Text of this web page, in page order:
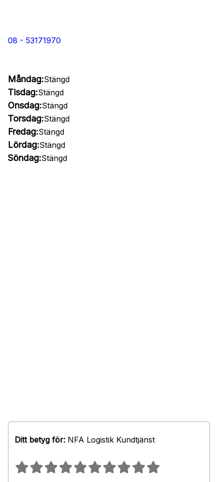
08 - 53171970
Måndag:Stängd
Tisdag:Stängd
Onsdag:Stängd
Torsdag:Stängd
Fredag:Stängd
Lördag:Stängd
Söndag:Stängd
Ditt betyg för: NFA Logistik Kundtjänst